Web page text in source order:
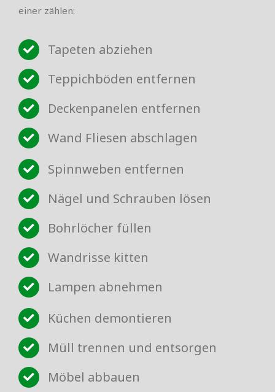
einer zählen:
Tapeten abziehen
Teppichböden entfernen
Deckenpanelen entfernen
Wand Fliesen abschlagen
Spinnweben entfernen
Nägel und Schrauben lösen
Bohrlöcher füllen
Wandrisse kitten
Lampen abnehmen
Küchen demontieren
Müll trennen und entsorgen
Möbel abbauen